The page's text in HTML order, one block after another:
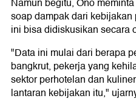
Namun begitu, Ono
soap dampak dari
ini bisa didiskusikan secara
"Data ini mulai dari berapa
bangkrut, pekerja yang
sektor perhotelan dan
lantaran kebijakan itu,"